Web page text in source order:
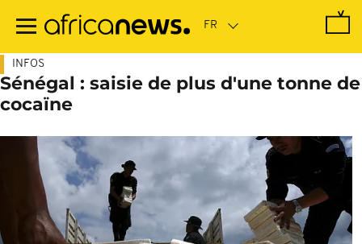
contenu
INFOS
Sénégal : saisie de plus d'une tonne de
cocaïne